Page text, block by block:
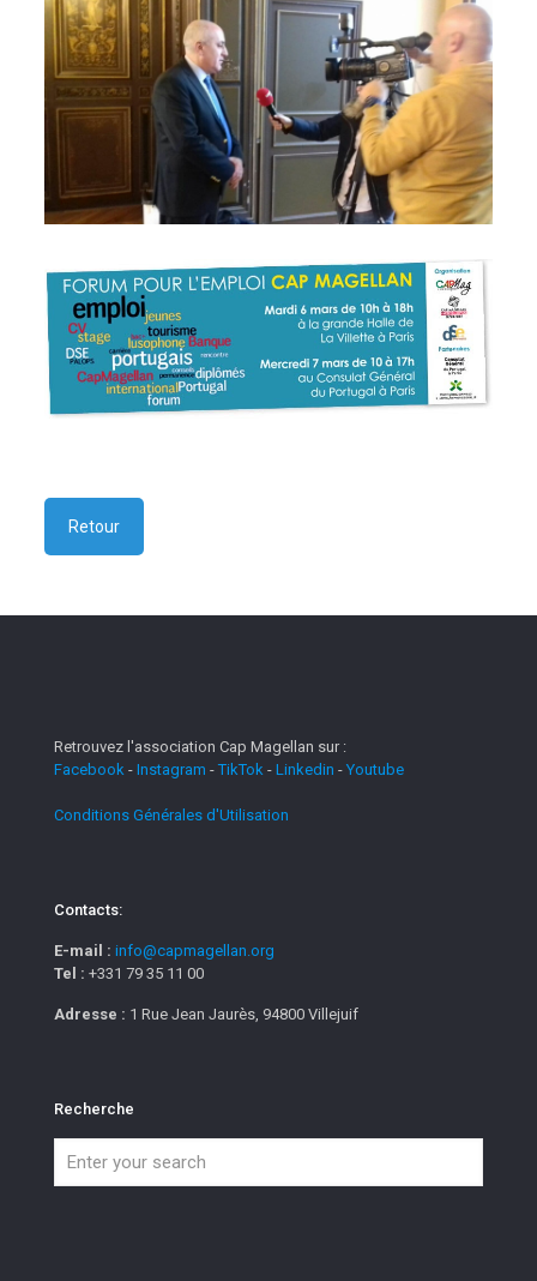
Retour
Retrouvez l'association Cap Magellan sur :
Facebook - Instagram -TikTok - Linkedin - Youtube
Conditions Générales d'Utilisation
Contacts:
E-mail : info@capmagellan.org
Tel : +331 79 35 11 00
Adresse : 1 Rue Jean Jaurès, 94800 Villejuif
Recherche